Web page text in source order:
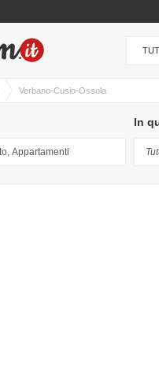
Verbano-Cusio-Ossola
In